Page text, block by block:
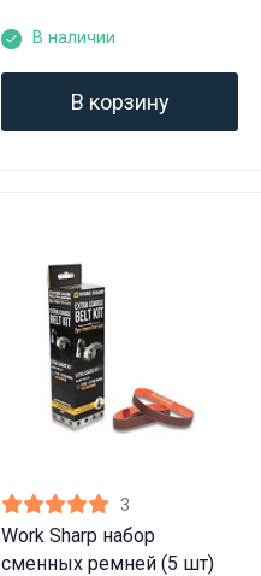
В наличии
В корзину
3
Work Sharp набор
сменных ремней (5 шт)